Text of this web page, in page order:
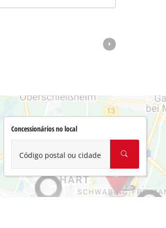
Concessionários no local
Código postal ou cidade